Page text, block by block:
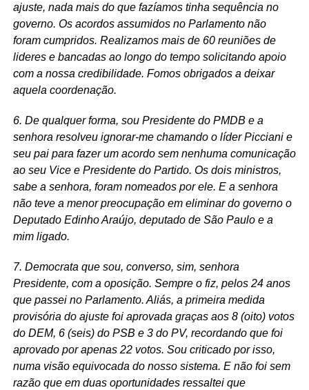
ajuste, nada mais do que fazíamos tinha sequência no
governo. Os acordos assumidos no Parlamento não
foram cumpridos. Realizamos mais de 60 reuniões de
lideres e bancadas ao longo do tempo solicitando apoio
com a nossa credibilidade. Fomos obrigados a deixar
aquela coordenação.
6. De qualquer forma, sou Presidente do PMDB e a
senhora resolveu ignorar-me chamando o líder Picciani e
seu pai para fazer um acordo sem nenhuma comunicação
ao seu Vice e Presidente do Partido. Os dois ministros,
sabe a senhora, foram nomeados por ele. E a senhora
não teve a menor preocupação em eliminar do governo o
Deputado Edinho Araújo, deputado de São Paulo e a
mim ligado.
7. Democrata que sou, converso, sim, senhora
Presidente, com a oposição. Sempre o fiz, pelos 24 anos
que passei no Parlamento. Aliás, a primeira medida
provisória do ajuste foi aprovada graças aos 8 (oito) votos
do DEM, 6 (seis) do PSB e 3 do PV, recordando que foi
aprovado por apenas 22 votos. Sou criticado por isso,
numa visão equivocada do nosso sistema. E não foi sem
razão que em duas oportunidades ressaltei que